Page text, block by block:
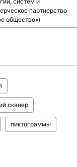
партнерство
общество»)
сканер
пиктограммы